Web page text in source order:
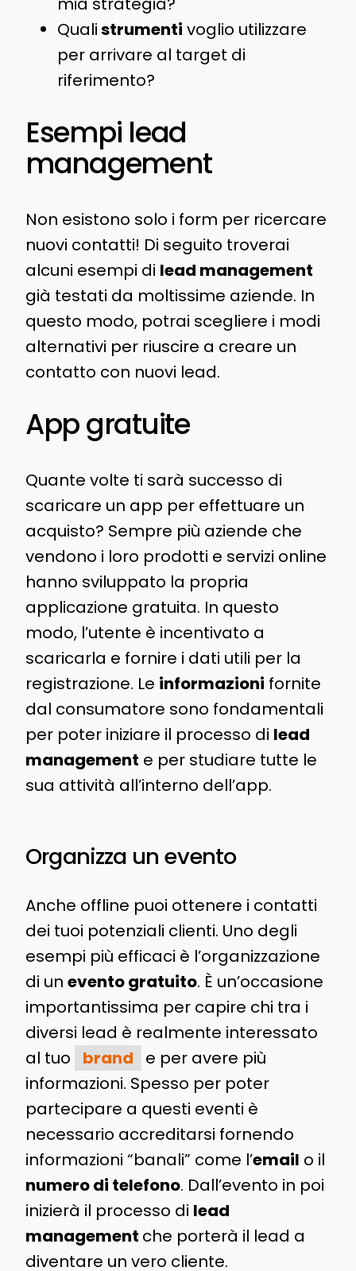
Qualistrumenti voglio utilizzare
per arrivare al target di
riferimento?
Esempi lead
management
Non esistono solo i form per ricercare
nuovi contatti! Di seguito troverai
alcuni esempi di lead management
già testati da moltissime aziende. In
questo modo, potrai scegliere i modi
alternativi per riuscire a creare un
contatto con nuovi lead.
App gratuite
Quante volte ti sarà successo di
scaricare un app per effettuare un
acquisto? Sempre più aziende che
vendono i loro prodotti e servizi online
hanno sviluppato la propria
applicazione gratuita. In questo
modo, l’utente è incentivato a
scaricarla e fornire i dati utili per la
registrazione. Le informazioni fornite
dal consumatore sono fondamentali
per poter iniziare il processo di lead
management e per studiare tutte le
sua attività all’interno dell’app.
Organizza un evento
Anche offline puoi ottenere i contatti
dei tuoi potenziali clienti. Uno degli
esempi più efficaci è l’organizzazione
di un evento gratuito. È un’occasione
importantissima per capire chi tra i
diversi lead è realmente interessato
al tuo
brand
e per avere più
informazioni. Spesso per poter
partecipare a questi eventi è
necessario accreditarsi fornendo
informazioni “banali” come l’email o il
numero di telefono. Dall’evento in poi
inizierà il processo di lead
management che porterà il lead a
diventare un vero cliente.